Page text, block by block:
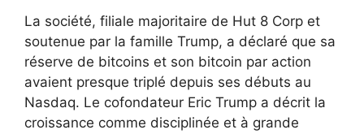
La société, filiale majoritaire de Hut 8 Corp et
soutenue par la famille Trump, a déclaré que sa
réserve de bitcoins et son bitcoin par action
avaient presque triplé depuis ses débuts au
Nasdaq. Le cofondateur Eric Trump a décrit la
croissance comme disciplinée et à grande